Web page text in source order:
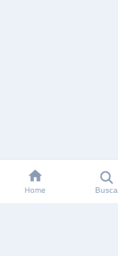
Home Busca